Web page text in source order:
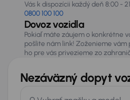
Vás k dispozícii každý deň 8:00 -
0800 100 100
Dovoz vozidla
Pokiaľ máte záujem o konkrétne
pošlite nám link! Zoženieme
ho pre vás privezieme zo
Nezáväzný dopyt